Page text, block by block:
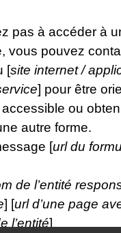
pas à accéder à
vous pouvez
[site internet /
] pour être
ou
autre forme.
[url du
de l’entité
] [url d’une page
l’entité]